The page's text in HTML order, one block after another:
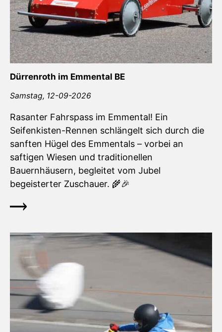
Dürrenroth im Emmental BE
Samstag, 12-09-2026
Rasanter Fahrspass im Emmental! Ein
Seifenkisten-Rennen schlängelt sich durch die
sanften Hügel des Emmentals – vorbei an
saftigen Wiesen und traditionellen
Bauernhäusern, begleitet vom Jubel
begeisterter Zuschauer. 🌾🎉